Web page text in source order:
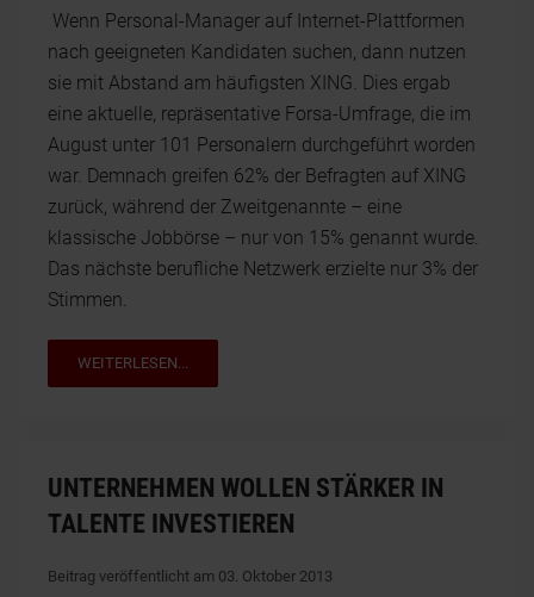
Wenn Personal-Manager auf Internet-Plattformen
nach geeigneten Kandidaten suchen, dann nutzen
sie mit Abstand am häufigsten XING. Dies ergab
eine aktuelle, repräsentative Forsa-Umfrage, die im
August unter 101 Personalern durchgeführt worden
war. Demnach greifen 62% der Befragten auf XING
zurück, während der Zweitgenannte – eine
klassische Jobbörse – nur von 15% genannt wurde.
Das nächste berufliche Netzwerk erzielte nur 3% der
Stimmen.
WEITERLESEN...
UNTERNEHMEN WOLLEN STÄRKER IN
TALENTE INVESTIEREN
Beitrag veröffentlicht am 03. Oktober 2013